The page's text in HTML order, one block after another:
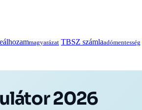
magyarázat TBSZ számlaadómentesség
2026